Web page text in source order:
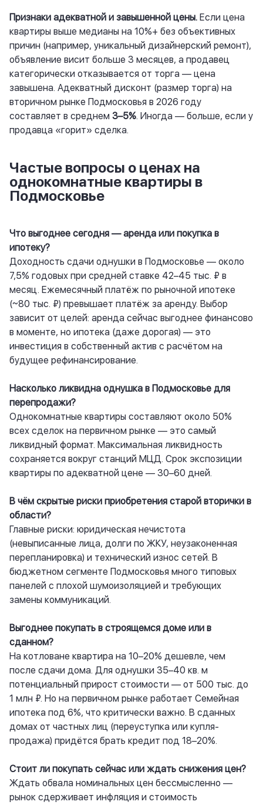
Признаки адекватной и завышенной цены. Если цена
квартиры выше медианы на 10%+ без объективных
причин (например, уникальный дизайнерский ремонт),
объявление висит больше 3 месяцев, а продавец
категорически отказывается от торга — цена
завышена. Адекватный дисконт (размер торга) на
вторичном рынке Подмосковья в 2026 году
составляет в среднем 3–5%. Иногда — больше, если у
продавца «горит» сделка.
Частые вопросы о ценах на
однокомнатные квартиры в
Подмосковье
Что выгоднее сегодня — аренда или покупка в
ипотеку?
Доходность сдачи однушки в Подмосковье — около
7,5% годовых при средней ставке 42–45 тыс. ₽ в
месяц. Ежемесячный платёж по рыночной ипотеке
(~80 тыс. ₽) превышает платёж за аренду. Выбор
зависит от целей: аренда сейчас выгоднее финансово
в моменте, но ипотека (даже дорогая) — это
инвестиция в собственный актив с расчётом на
будущее рефинансирование.
Насколько ликвидна однушка в Подмосковье для
перепродажи?
Однокомнатные квартиры составляют около 50%
всех сделок на первичном рынке — это самый
ликвидный формат. Максимальная ликвидность
сохраняется вокруг станций МЦД. Срок экспозиции
квартиры по адекватной цене — 30–60 дней.
В чём скрытые риски приобретения старой вторички в
области?
Главные риски: юридическая нечистота
(невыписанные лица, долги по ЖКУ, неузаконенная
перепланировка) и технический износ сетей. В
бюджетном сегменте Подмосковья много типовых
панелей с плохой шумоизоляцией и требующих
замены коммуникаций.
Выгоднее покупать в строящемся доме или в
сданном?
На котловане квартира на 10–20% дешевле, чем
после сдачи дома. Для однушки 35–40 кв. м
потенциальный прирост стоимости — от 500 тыс. до
1 млн ₽. Но на первичном рынке работает Семейная
ипотека под 6%, что критически важно. В сданных
домах от частных лиц (переуступка или купля-
продажа) придётся брать кредит под 18–20%.
Стоит ли покупать сейчас или ждать снижения цен?
Ждать обвала номинальных цен бессмысленно —
рынок сдерживает инфляция и стоимость